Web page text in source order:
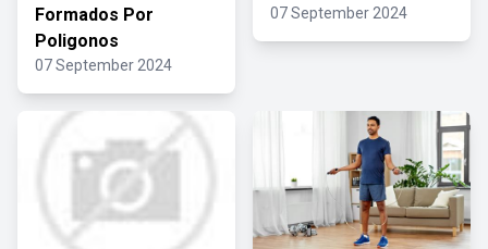
Formados Por
Poligonos
07 September 2024
07 September 2024